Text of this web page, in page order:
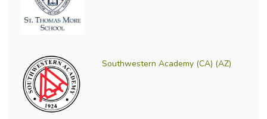
Southwestern Academy (CA) (AZ)